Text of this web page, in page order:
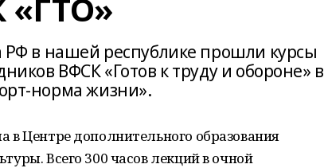
«ГТО»
в нашей республике прошли курсы
ВФСК «Готов к труду и обороне» в
норма жизни».
в Центре дополнительного образования
Всего 300 часов лекций в очной